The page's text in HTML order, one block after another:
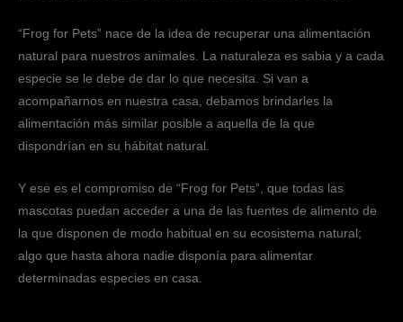
“Frog for Pets” nace de la idea de recuperar una alimentación
natural para nuestros animales. La naturaleza es sabia y a cada
especie se le debe de dar lo que necesita. Si van a
acompañarnos en nuestra casa, debamos brindarles la
alimentación más similar posible a aquella de la que
dispondrían en su hábitat natural.
Y ese es el compromiso de “Frog for Pets”, que todas las
mascotas puedan acceder a una de las fuentes de alimento de
la que disponen de modo habitual en su ecosistema natural;
algo que hasta ahora nadie disponía para alimentar
determinadas especies en casa.